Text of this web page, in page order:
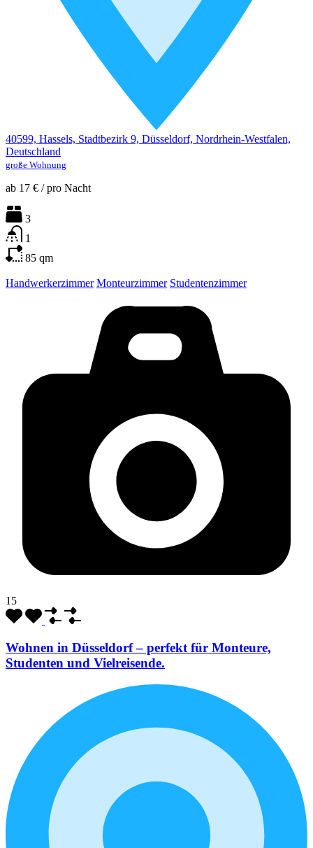
40599, Hassels, Stadtbezirk 9, Düsseldorf, Nordrhein-Westfalen,
Deutschland
große Wohnung
ab 17 € / pro Nacht
3
1
85 qm
Handwerkerzimmer Monteurzimmer Studentenzimmer
15
Wohnen in Düsseldorf – perfekt für Monteure,
Studenten und Vielreisende.